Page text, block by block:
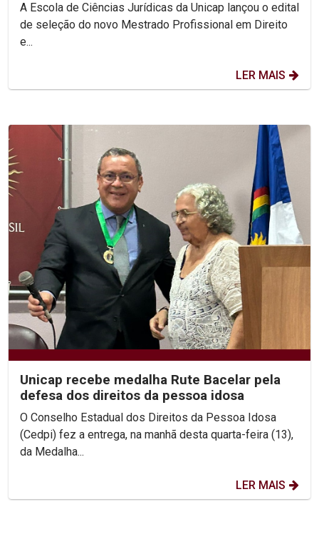
A Escola de Ciências Jurídicas da Unicap lançou o edital
de seleção do novo Mestrado Profissional em Direito
e...
LER MAIS
Unicap recebe medalha Rute Bacelar pela
defesa dos direitos da pessoa idosa
O Conselho Estadual dos Direitos da Pessoa Idosa
(Cedpi) fez a entrega, na manhã desta quarta-feira (13),
da Medalha...
LER MAIS